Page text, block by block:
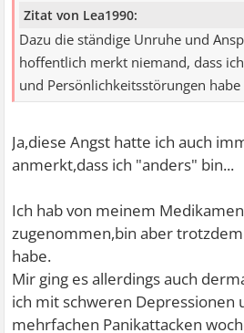
Zitat von Lea1990:
Dazu die ständige Unruhe und
hoffentlich merkt niemand, dass
und Persönlichkeitsstörungen habe
Ja,diese Angst hatte ich auch
anmerkt,dass ich "anders" bin...
Ich hab von meinem
zugenommen,bin aber
habe.
Mir ging es allerdings auch
ich mit schweren Depressionen
mehrfachen Panikattacken